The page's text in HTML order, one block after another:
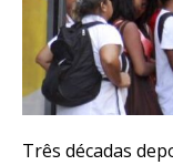
Três décadas